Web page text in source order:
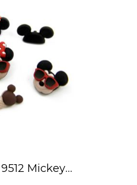
Boton Decorativo 9512 Mickey & Minnie Disney